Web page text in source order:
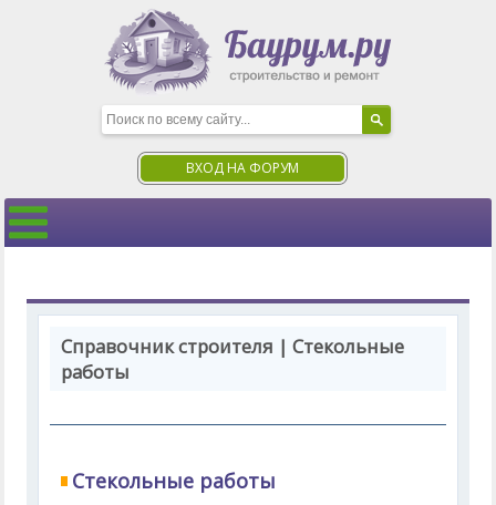
ВХОД НА ФОРУМ
Справочник строителя | Стекольные
работы
Стекольные работы